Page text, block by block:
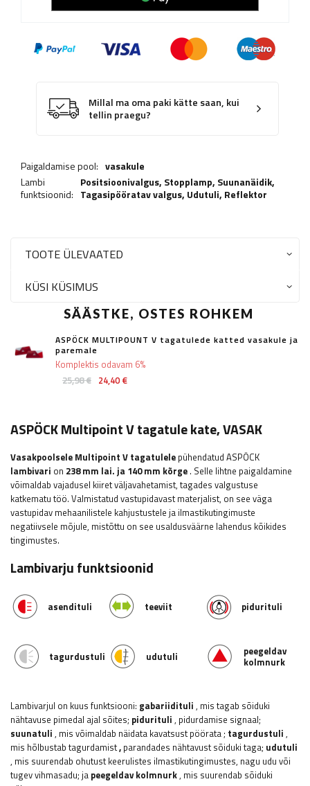
Millal ma oma paki kätte saan, kui
tellin praegu?
Paigaldamise pool: vasakule
Lambi
funktsioonid:
Positsioonivalgus, Stopplamp, Suunanäidik,
Tagasipööratav valgus, Udutuli, Reflektor
TOOTE ÜLEVAATED
KÜSI KÜSIMUS
SÄÄSTKE, OSTES ROHKEM
ASPÖCK MULTIPOUNT V tagatulede katted vasakule ja
paremale
25,98 € 24,40 €
Komplektis odavam 6%
ASPÖCK Multipoint V tagatule kate, VASAK
Vasakpoolsele Multipoint V tagatulele pühendatud ASPÖCK
lambivari on 238 mm lai. ja 140 mm kõrge . Selle lihtne paigaldamine
võimaldab vajadusel kiiret väljavahetamist, tagades valgustuse
katkematu töö. Valmistatud vastupidavast materjalist, on see väga
vastupidav mehaanilistele kahjustustele ja ilmastikutingimuste
negatiivsele mõjule, mistõttu on see usaldusväärne lahendus kõikides
tingimustes.
Lambivarju funktsioonid
asendituli teeviit pidurituli
tagurdustuli udutuli
peegeldav
kolmnurk
Lambivarjul on kuus funktsiooni: gabariidituli , mis tagab sõiduki
nähtavuse pimedal ajal sõites; pidurituli , pidurdamise signaal;
suunatuli , mis võimaldab näidata kavatsust pöörata; tagurdustuli ,
mis hõlbustab tagurdamist, parandades nähtavust sõiduki taga; udutuli
, mis suurendab ohutust keerulistes ilmastikutingimustes, nagu udu või
tugev vihmasadu; ja peegeldav kolmnurk, mis suurendab sõiduki